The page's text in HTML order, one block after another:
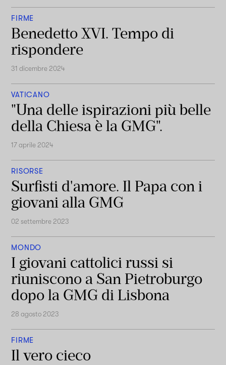
FIRME
Benedetto XVI. Tempo di
rispondere
31 dicembre 2024
VATICANO
"Una delle ispirazioni più belle
della Chiesa è la GMG".
17 aprile 2024
RISORSE
Surfisti d'amore. Il Papa con i
giovani alla GMG
02 settembre 2023
MONDO
I giovani cattolici russi si
riuniscono a San Pietroburgo
dopo la GMG di Lisbona
28 agosto 2023
FIRME
Il vero cieco